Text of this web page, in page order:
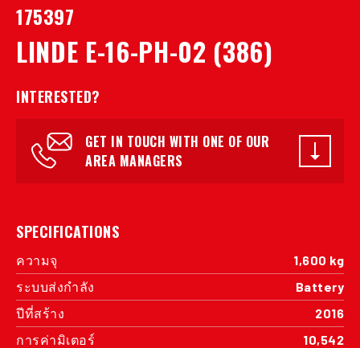
175397
LINDE E-16-PH-02 (386)
INTERESTED?
GET IN TOUCH WITH ONE OF OUR
AREA MANAGERS
SPECIFICATIONS
ความจุ
1,600 kg
ระบบส่งกำลัง
Battery
ปีที่สร้าง
2016
การค่ามิเตอร์
10,542